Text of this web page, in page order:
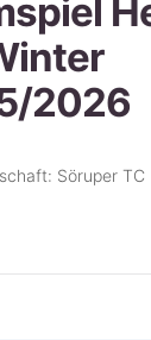
2026
Söruper TC